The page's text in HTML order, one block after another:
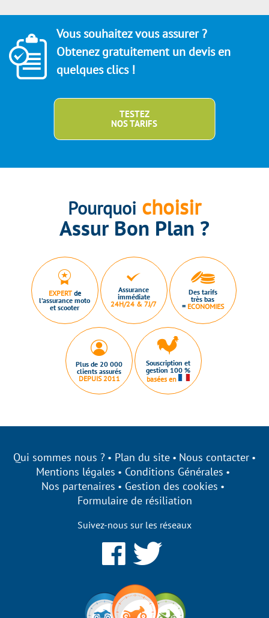
nous permettent d’établir des
et de personnaliser votre
Vous souhaitez vous assurer ?
Obtenez gratuitement un devis en
quelques clics !
TESTEZ
NOS TARIFS
Pourquoi choisir
Assur Bon Plan ?
EXPERTde
l’assurance moto
et scooter
Assurance
immédiate
24H/24 & 7J/7
Des tarifs
très bas
= ECONOMIES
Plus de 20 000
clients assurés
DEPUIS 2011
Souscription et
gestion 100 %
basées en
Qui sommes nous ? Plan du site
Nous contacter
Mentions légales
Conditions Générales
Nos partenaires
Gestion des cookies
Formulaire de résiliation
Suivez-nous sur les réseaux